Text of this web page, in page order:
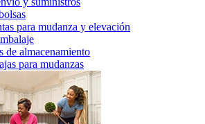
para mudanza y elevación
de almacenamiento
para mudanzas